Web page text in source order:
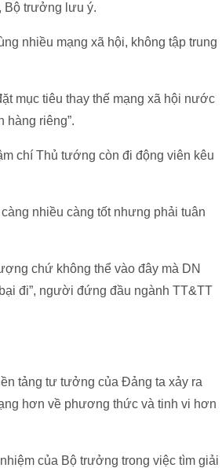
Bộ trưởng lưu ý.
nhiều mạng xã hội, không tập trung
mục tiêu thay thế mạng xã hội nước
hàng riêng”.
chí Thủ tướng còn đi động viên kêu
nhiều càng tốt nhưng phải tuân
chứ không thể vào đây mà DN
đi”, người đứng đầu ngành TT&TT
tảng tư tưởng của Đảng ta xảy ra
hơn về phương thức và tinh vi hơn
của Bộ trưởng trong việc tìm giải